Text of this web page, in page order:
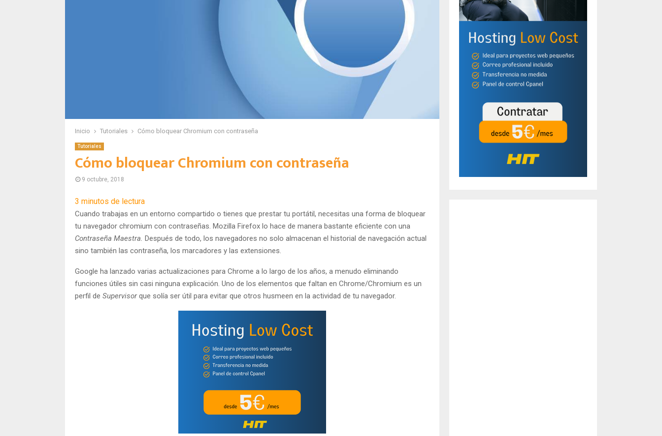
Inicio Tutoriales Cómo bloquear Chromium con contraseña
Tutoriales
Cómo bloquear Chromium con contraseña
9 octubre, 2018
3 minutos de lectura
Cuando trabajas en un entorno compartido o tienes que prestar tu portátil, necesitas una forma de bloquear
tu navegador chromium con contraseñas. Mozilla Firefox lo hace de manera bastante eficiente con una
Contraseña Maestra. Después de todo, los navegadores no solo almacenan el historial de navegación actual
sino también las contraseña, los marcadores y las extensiones.
Google ha lanzado varias actualizaciones para Chrome a lo largo de los años, a menudo eliminando
funciones útiles sin casi ninguna explicación. Uno de los elementos que faltan en Chrome/Chromium es un
perfil de Supervisorque solía ser útil para evitar que otros husmeen en la actividad de tu navegador.